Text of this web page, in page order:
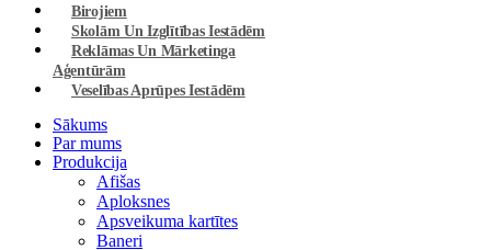
Birojiem
Skolām Un Izglītības Iestādēm
Reklāmas Un Mārketinga
Aģentūrām
Veselības Aprūpes Iestādēm
Sākums
Par mums
Produkcija
Afišas
Aploksnes
Apsveikuma kartītes
Baneri